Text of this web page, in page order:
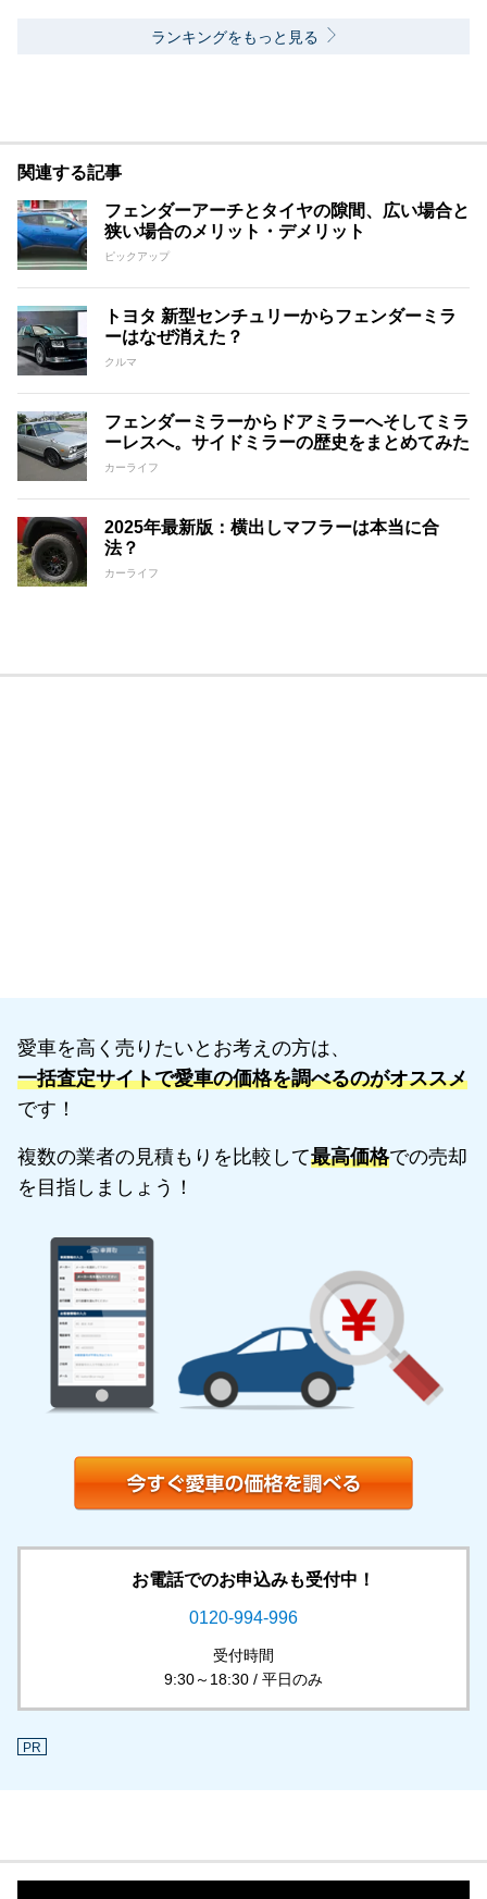
ランキングをもっと見る
関連する記事
フェンダーアーチとタイヤの隙間、広い場合と
狭い場合のメリット・デメリット
ピックアップ
トヨタ 新型センチュリーからフェンダーミラ
ーはなぜ消えた？
クルマ
フェンダーミラーからドアミラーへそしてミラ
ーレスへ。サイドミラーの歴史をまとめてみた
カーライフ
2025年最新版：横出しマフラーは本当に合
法？
カーライフ
愛車を高く売りたいとお考えの方は、
一括査定サイトで愛車の価格を調べるのがオススメ
です！
複数の業者の見積もりを比較して最高価格での売却
を目指しましょう！
お電話でのお申込みも受付中！
0120-994-996
受付時間
9:30～18:30 / 平日のみ
PR